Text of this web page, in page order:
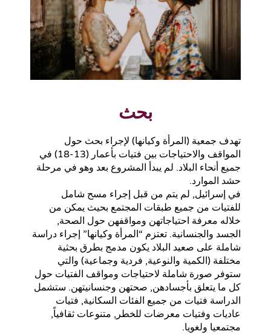
بحث
تهدف جمعية (المرأة وكيانها) لإجراء بحث حول
المواقف والاحتياجات بين فتيات بأعمار (13-18) في
جميع أنحاء البلاد. لم يبدأ المشروع بعد وهو في مرحلة
حشد الموارد.
في إسرائيل, لم يتم من قبل إجراء مسح شامل
للفتيات من جميع طبقات المجتمع بحيث يمكن من
خلاله معرفة احتياجاتهن ومواقفهن حول الصحة,
الجسد والجنسانية. تعتزم “المرأة وكيانها” إجراء دراسة
شاملة على صعيد البلاد يكون مدمج بطرق بحثية
مختلفة (الكمية والنوعية, فردية وجماعية) والتي
ستوفر صورة شاملة لاحتياجات ومواقف الفتيات حول
كل ما يتعلق بأجسادهن, صحتهن وجنسانيتهن. ستشمل
الدراسة فتيات من جميع الفئات السكانية, فتيات
عاديات وفتيات معرضات للخطر, متنوعات ثقافياً,
مجتمعيا ولغويا.